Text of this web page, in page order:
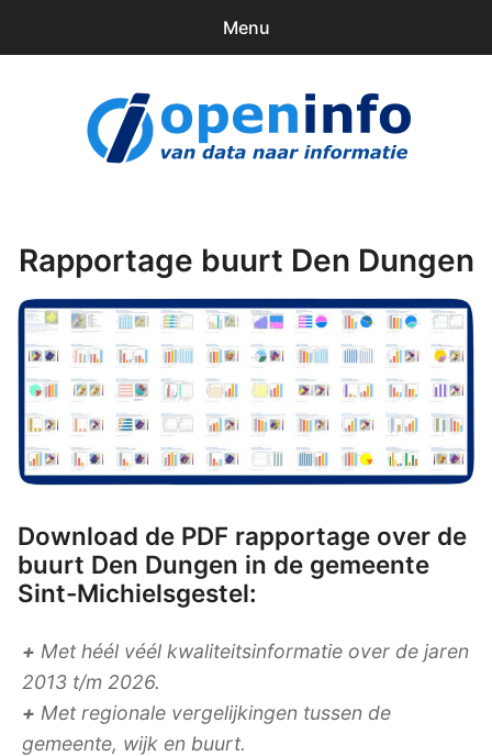
Menu
Downloads
Rapportage buurt Den Dungen
Download de PDF rapportage over de
buurt Den Dungen in de gemeente
Sint-Michielsgestel:
+ Met héél véél kwaliteitsinformatie over de jaren
2013 t/m 2026.
+ Met regionale vergelijkingen tussen de
gemeente, wijk en buurt.